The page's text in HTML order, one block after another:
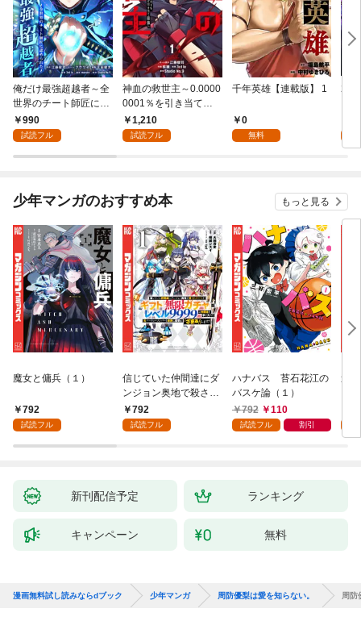
俺だけ最強超越者～全
世界のチート師匠に認
められた～【単行本】
（１）
990
試読フル
神血の救世主～0.0000
0001％を引き当て最
強へ～【電子書籍特典
付】（１）
1,210
試読フル
千年英雄【連載版】 1
0
無料
2周
ク
少年マンガのおすすめ本 もっと見る
魔女と傭兵（１）
792
試読フル
信じていた仲間達にダ
ンジョン奥地で殺され
かけたがギフト『無限
ガチャ』でレベル９９
（１）
792
試読フル
ハナバス 苔石花江の
バスケ論（１）
792
110
試読フル 割引
追
強
～
新刊配信予定 ランキング
キャンペーン 無料
漫画無料試し読みならdブック 少年マンガ 周防優梨は愛を知らない。 周防